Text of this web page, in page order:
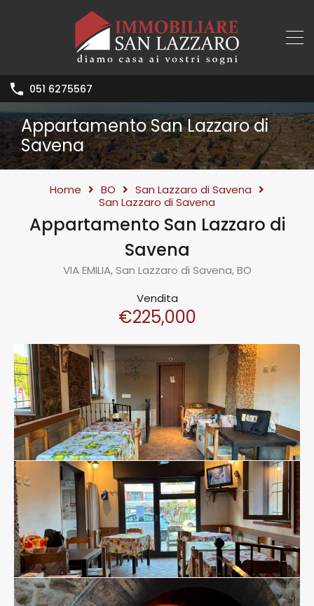
051 6275567
Appartamento San Lazzaro di
Savena
Home BO
San Lazzaro di Savena
San Lazzaro di Savena
Appartamento San Lazzaro di
Savena
VIA EMILIA, San Lazzaro di Savena, BO
Vendita
€225,000